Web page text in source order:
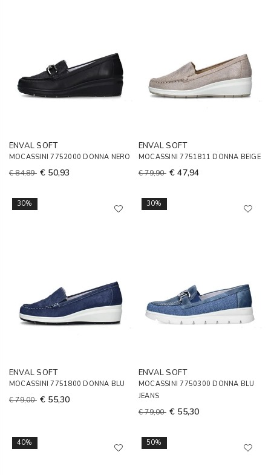
ENVAL SOFT
MOCASSINI 7752000 DONNA NERO
€ 84,89 € 50,93
ENVAL SOFT
MOCASSINI 7751811 DONNA BEIGE
€ 79,90 € 47,94
30%
ENVAL SOFT
MOCASSINI 7751800 DONNA BLU
€ 79,00 € 55,30
30%
ENVAL SOFT
MOCASSINI 7750300 DONNA BLU
JEANS
€ 79,00 € 55,30
40% 50%